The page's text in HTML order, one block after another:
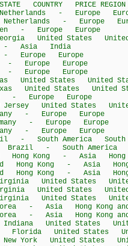
COUNTRY PRICE REGION
Netherlands - Europe
Netherlands - Europe
- Europe Europe
United States United
- Asia India
Europe Europe
- Europe Europe
- Europe Europe
United States United
United States United
- Europe Europe
United States
- Europe Europe
- Europe Europe
- Europe Europe
- South America South
Brazil - South America
Hong Kong - Asia Hong
Hong Kong - Asia Hong
Hong Kong - Asia Hong
United States
United States United
United States
- Asia Hong Kong
- Asia Hong Kong
United States
United States
York United States